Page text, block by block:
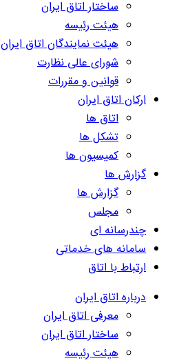
ساختار اتاق ایران
هیئت رئیسه
هیئت نمایندگان اتاق ایران
شورای عالی نظارت
قوانین و مقررات
ارکان اتاق ایران
اتاق ها
تشکل ها
کمیسیون ها
گزارش ها
گزارش ها
مجلس
چندرسانه ای
سامانه های خدماتی
ارتباط با اتاق
درباره اتاق ایران
معرفی اتاق ایران
ساختار اتاق ایران
هیئت رئیسه